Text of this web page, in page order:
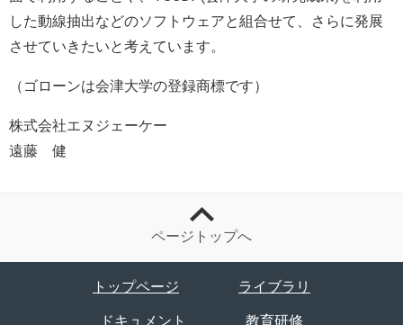
した動線抽出などのソフトウェアと組合せて、さらに発展
させていきたいと考えています。
（ゴローンは会津大学の登録商標です）
株式会社エヌジェーケー
遠藤 健
ページトップへ
トップページ ライブラリ
ドキュメント 教育研修